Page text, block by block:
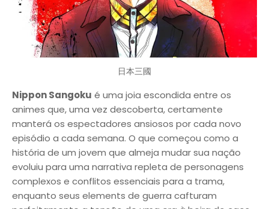
日本三國
Nippon Sangoku é uma joia escondida entre os
animes que, uma vez descoberta, certamente
manterá os espectadores ansiosos por cada novo
episódio a cada semana. O que começou como a
história de um jovem que almeja mudar sua nação
evoluiu para uma narrativa repleta de personagens
complexos e conflitos essenciais para a trama,
enquanto seus elements de guerra cafturam